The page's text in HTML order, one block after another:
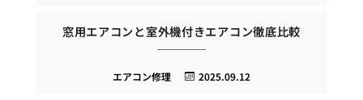
窓用エアコンと室外機付きエアコン徹底比較
2025.09.12
エアコン修理